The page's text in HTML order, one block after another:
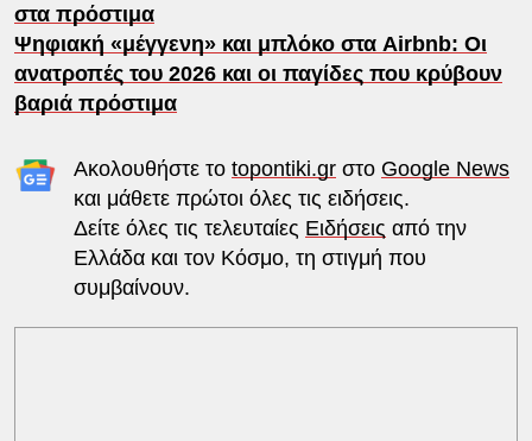
στα πρόστιμα
Ψηφιακή «μέγγενη» και μπλόκο στα Airbnb: Οι
ανατροπές του 2026 και οι παγίδες που κρύβουν
βαριά πρόστιμα
Ακολουθήστε το topontiki.grστο Google News
και μάθετε πρώτοι όλες τις ειδήσεις.
Δείτε όλες τις τελευταίες Ειδήσεις από την
Ελλάδα και τον Κόσμο, τη στιγμή που
συμβαίνουν.